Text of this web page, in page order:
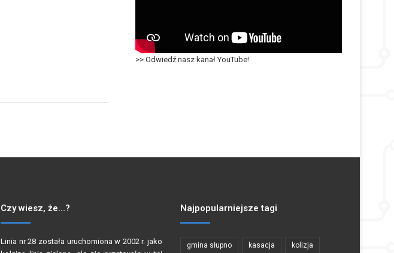
>> Odwiedź nasz kanał YouTube!
Czy wiesz, że…?
Linia nr 28 została uruchomiona w 2002 r. jako
Najpopularniejsze tagi
gmina słupno kasacja kolizja